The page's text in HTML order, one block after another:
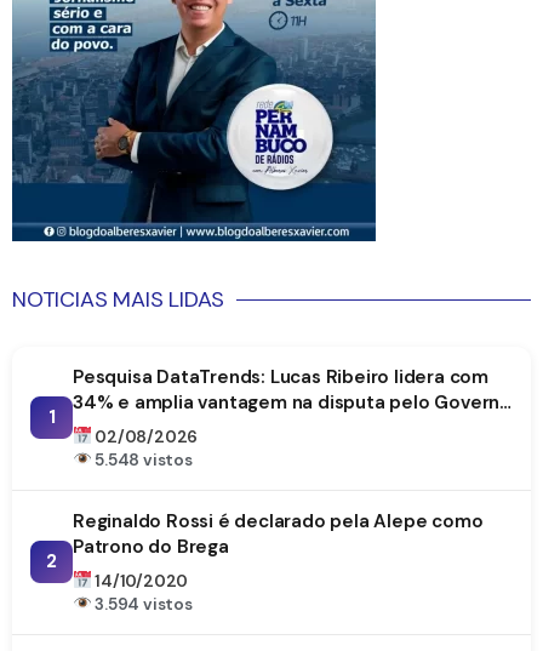
NOTICIAS MAIS LIDAS
1
Pesquisa DataTrends: Lucas Ribeiro lidera com
34% e amplia vantagem na disputa pelo Governo
da Paraíba
02/08/2026
5.548 vistos
2
Reginaldo Rossi é declarado pela Alepe como
Patrono do Brega
14/10/2020
3.594 vistos